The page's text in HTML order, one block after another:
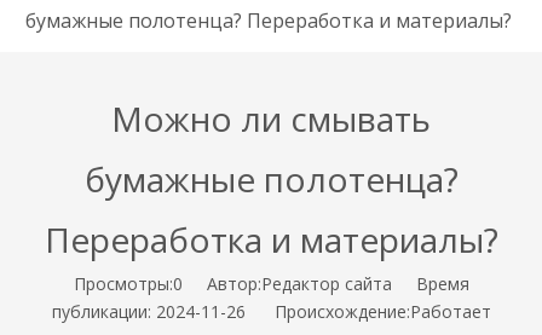
бумажные полотенца? Переработка и материалы?
Можно ли смывать
бумажные полотенца?
Переработка и материалы?
Просмотры:0 Автор:Pедактор сайта Время
публикации: 2024-11-26 Происхождение:Работает